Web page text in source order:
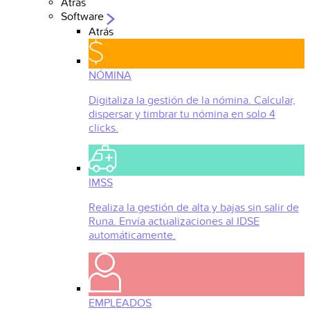
Atrás
Software
Atrás
NÓMINA
Digitaliza la gestión de la nómina. Calcular,
dispersar y timbrar tu nómina en solo 4
clicks.
IMSS
Realiza la gestión de alta y bajas sin salir de
Runa. Envía actualizaciones al IDSE
automáticamente.
EMPLEADOS